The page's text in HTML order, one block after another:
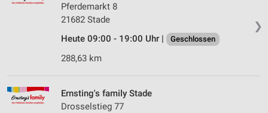
❯
Pferdemarkt 8
21682 Stade
Heute 09:00 - 19:00 Uhr |
Geschlossen
288,63 km
Ernsting's family Stade
Drosselstieg 77